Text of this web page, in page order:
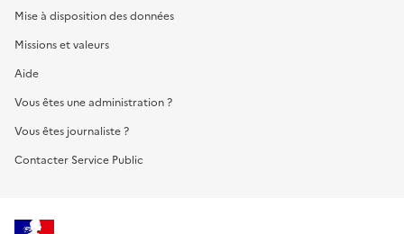
Mise à disposition des données
Missions et valeurs
Aide
Vous êtes une administration ?
Vous êtes journaliste ?
Contacter Service Public